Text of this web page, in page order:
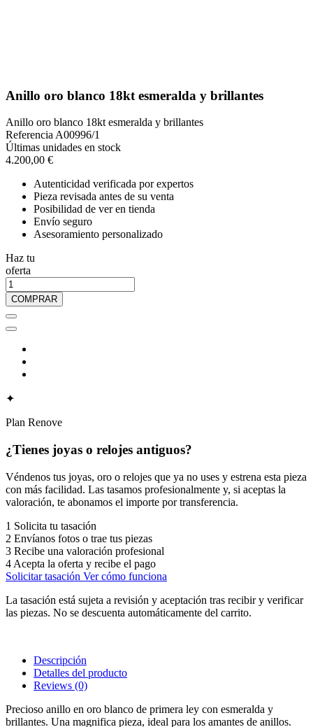
Anillo oro blanco 18kt esmeralda y brillantes
Anillo oro blanco 18kt esmeralda y brillantes
ReferenciaA00996/1
Últimas unidades en stock
4.200,00 €
Autenticidad verificada por expertos
Pieza revisada antes de su venta
Posibilidad de ver en tienda
Envío seguro
Asesoramiento personalizado
Haz tu
oferta
COMPRAR
✦
Plan Renove
¿Tienes joyas o relojes antiguos?
Véndenos tus joyas, oro o relojes que ya no uses y estrena esta pieza
con más facilidad. Las tasamos profesionalmente y, si aceptas la
valoración, te abonamos el importe por transferencia.
1 Solicita tu tasación
2 Envíanos fotos o trae tus piezas
3 Recibe una valoración profesional
4 Acepta la oferta y recibe el pago
Solicitar tasación Ver cómo funciona
La tasación está sujeta a revisión y aceptación tras recibir y verificar
las piezas. No se descuenta automáticamente del carrito.
Descripción
Detalles del producto
Reviews (0)
Precioso anillo en oro blanco de primera ley con esmeralda y
brillantes. Una magnifica pieza, ideal para los amantes de anillos.